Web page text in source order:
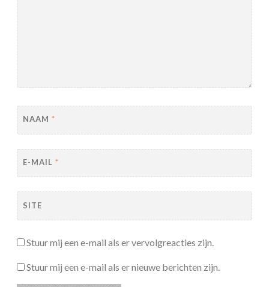
NAAM *
E-MAIL *
SITE
Stuur mij een e-mail als er vervolgreacties zijn.
Stuur mij een e-mail als er nieuwe berichten zijn.